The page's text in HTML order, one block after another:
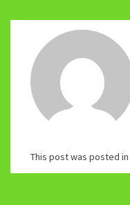
This post was posted in